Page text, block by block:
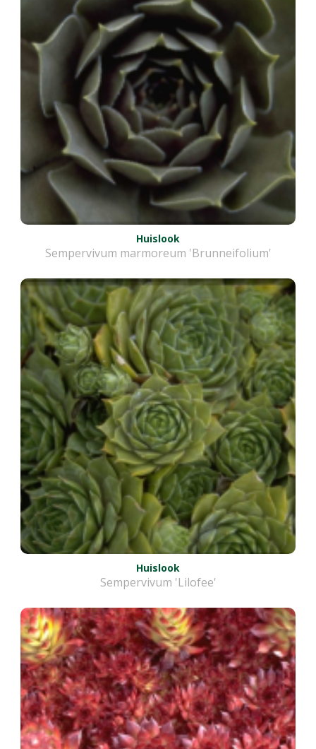
Huislook
Sempervivum marmoreum 'Brunneifolium'
Huislook
Sempervivum 'Lilofee'